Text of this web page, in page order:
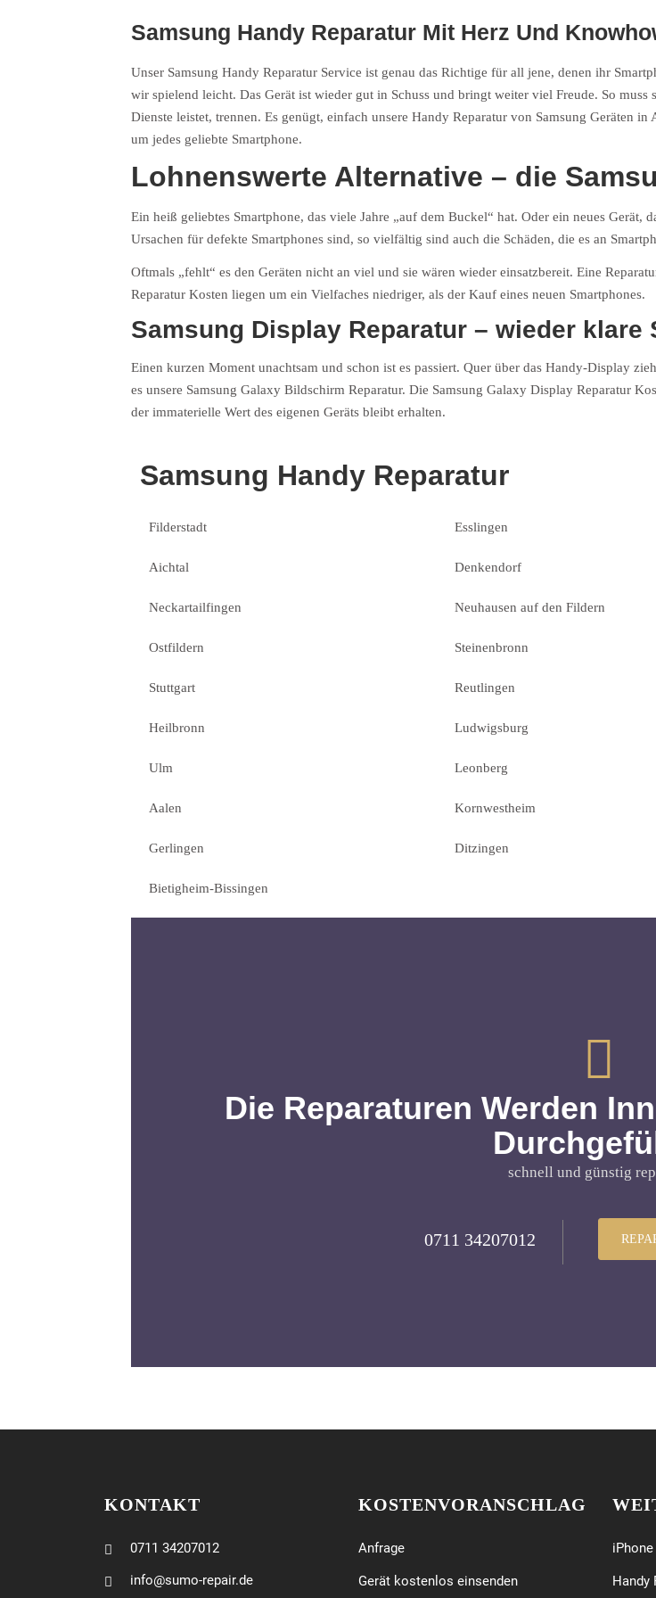
Samsung Handy Reparatur Mit Herz Und
Unser Samsung Handy Reparatur Service ist genau das Richtige für all jene, denen ihr
wir spielend leicht. Das Gerät ist wieder gut in Schuss und bringt weiter viel Freude. So
Dienste leistet, trennen. Es genügt, einfach unsere Handy Reparatur von Samsung Geräten
um jedes geliebte Smartphone.
Lohnenswerte Alternative – die
Ein heiß geliebtes Smartphone, das viele Jahre „auf dem Buckel“ hat. Oder ein neues
Ursachen für defekte Smartphones sind, so vielfältig sind auch die Schäden, die es an
Oftmals „fehlt“ es den Geräten nicht an viel und sie wären wieder einsatzbereit. Eine
Reparatur Kosten liegen um ein Vielfaches niedriger, als der Kauf eines neuen Smartphones.
Samsung Display Reparatur – wieder klare
Einen kurzen Moment unachtsam und schon ist es passiert. Quer über das Handy-Display
es unsere Samsung Galaxy Bildschirm Reparatur. Die Samsung Galaxy Display Reparatur
der immaterielle Wert des eigenen Geräts bleibt erhalten.
Samsung Handy Reparatur
Filderstadt Esslingen
Aichtal Denkendorf
Neckartailfingen Neuhausen auf den Fildern
Ostfildern Steinenbronn
Stuttgart Reutlingen
Heilbronn Ludwigsburg
Ulm Leonberg
Aalen Kornwestheim
Gerlingen Ditzingen
Bietigheim-Bissingen
Die Reparaturen Werden
schnell und günstig
0711 34207012
KONTAKT
0711 34207012
info@sumo-repair.de
KOSTENVORANSCHLAG
Anfrage
Gerät kostenlos einsenden Handy